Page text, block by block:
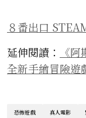
８番出口
延伸閱讀：
《
全新手繪冒險遊
恐怖遊戲 真人電影